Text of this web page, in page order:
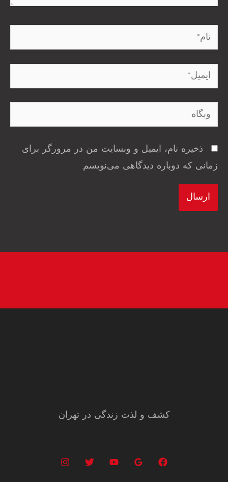
نام*
ایمیل*
وبگاه
ذخیره نام، ایمیل و وبسایت من در مرورگر برای
زمانی که دوباره دیدگاهی می‌نویسم.
کشف و لذت زندگی در تهران